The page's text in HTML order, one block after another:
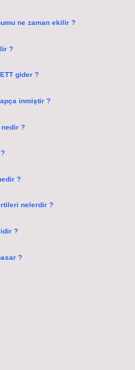
ne zaman ekilir ?
?
gider ?
inmiştir ?
nedir ?
?
nelerdir ?
?
?